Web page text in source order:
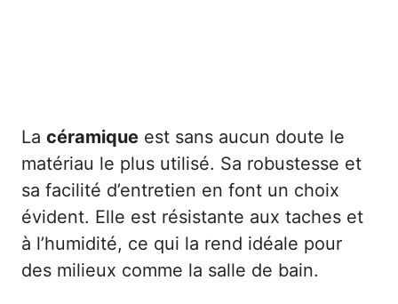
La céramique est sans aucun doute le
matériau le plus utilisé. Sa robustesse et
sa facilité d’entretien en font un choix
évident. Elle est résistante aux taches et
à l’humidité, ce qui la rend idéale pour
des milieux comme la salle de bain.